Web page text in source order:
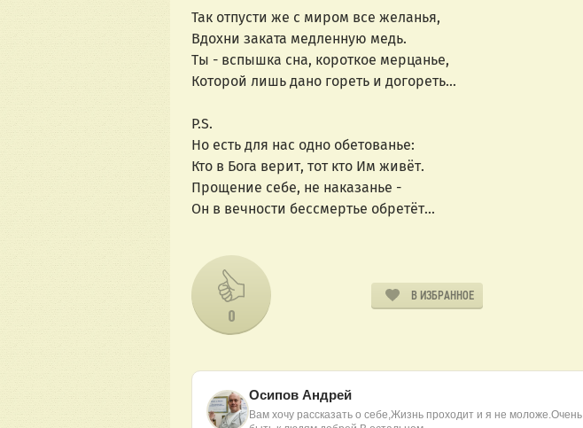
Так отпусти же с миром все желанья,
Вдохни заката медленную медь.
Ты - вспышка сна, короткое мерцанье,
Которой лишь дано гореть и догореть...
P.S.
Но есть для нас одно обетованье:
Кто в Бога верит, тот кто Им живёт.
Прощение себе, не наказанье -
Он в вечности бессмертье обретёт...
0
В ИЗБРАННОЕ
Осипов Андрей
Вам хочу рассказать о себе,Жизнь проходит и я не